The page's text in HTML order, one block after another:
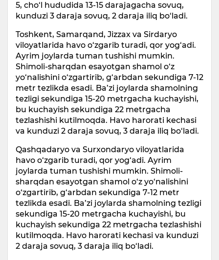
5, cho‘l hududida 13-15 darajagacha sovuq,
kunduzi 3 daraja sovuq, 2 daraja iliq bo‘ladi.
Toshkent, Samarqand, Jizzax va Sirdaryo
viloyatlarida havo o‘zgarib turadi, qor yog‘adi.
Ayrim joylarda tuman tushishi mumkin.
Shimoli-sharqdan esayotgan shamol o‘z
yo‘nalishini o‘zgartirib, g‘arbdan sekundiga 7-12
metr tezlikda esadi. Ba’zi joylarda shamolning
tezligi sekundiga 15-20 metrgacha kuchayishi,
bu kuchayish sekundiga 22 metrgacha
tezlashishi kutilmoqda. Havo harorati kechasi
va kunduzi 2 daraja sovuq, 3 daraja iliq bo‘ladi.
Qashqadaryo va Surxondaryo viloyatlarida
havo o‘zgarib turadi, qor yog‘adi. Ayrim
joylarda tuman tushishi mumkin. Shimoli-
sharqdan esayotgan shamol o‘z yo‘nalishini
o‘zgartirib, g‘arbdan sekundiga 7-12 metr
tezlikda esadi. Ba’zi joylarda shamolning tezligi
sekundiga 15-20 metrgacha kuchayishi, bu
kuchayish sekundiga 22 metrgacha tezlashishi
kutilmoqda. Havo harorati kechasi va kunduzi
2 daraja sovuq, 3 daraja iliq bo‘ladi.